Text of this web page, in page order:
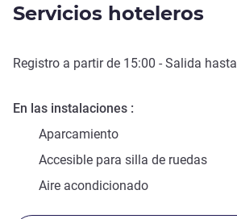
Servicios hoteleros
Registro a partir de 15:00 - Salida hasta
En las instalaciones
Aparcamiento
Accesible para silla de ruedas
Aire acondicionado